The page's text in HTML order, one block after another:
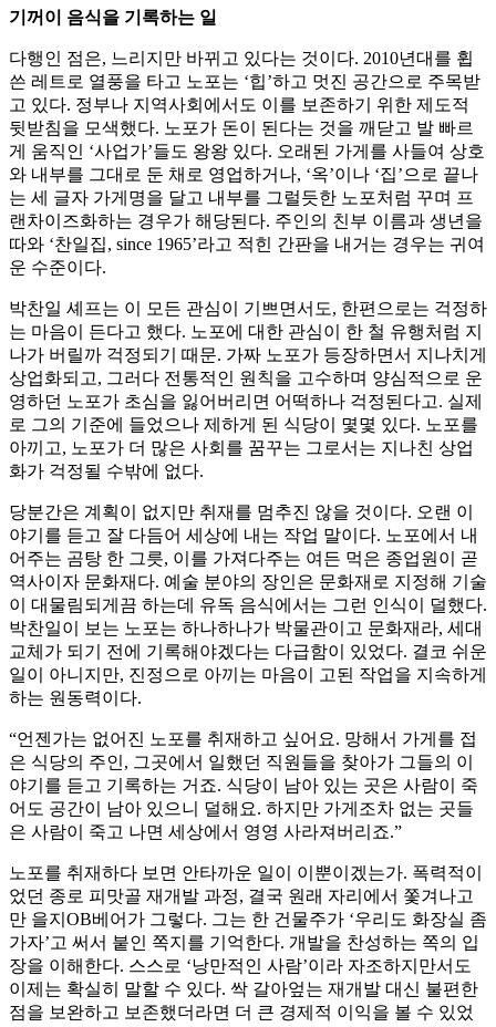
기꺼이 음식을 기록하는 일
다행인 점은, 느리지만 바뀌고 있다는 것이다. 2010년대를 휩
쓴 레트로 열풍을 타고 노포는 ‘힙’하고 멋진 공간으로 주목받
고 있다. 정부나 지역사회에서도 이를 보존하기 위한 제도적
뒷받침을 모색했다. 노포가 돈이 된다는 것을 깨닫고 발 빠르
게 움직인 ‘사업가’들도 왕왕 있다. 오래된 가게를 사들여 상호
와 내부를 그대로 둔 채로 영업하거나, ‘옥’이나 ‘집’으로 끝나
는 세 글자 가게명을 달고 내부를 그럴듯한 노포처럼 꾸며 프
랜차이즈화하는 경우가 해당된다. 주인의 친부 이름과 생년을
따와 ‘찬일집, since 1965’라고 적힌 간판을 내거는 경우는 귀여
운 수준이다.
박찬일 셰프는 이 모든 관심이 기쁘면서도, 한편으로는 걱정하
는 마음이 든다고 했다. 노포에 대한 관심이 한 철 유행처럼 지
나가 버릴까 걱정되기 때문. 가짜 노포가 등장하면서 지나치게
상업화되고, 그러다 전통적인 원칙을 고수하며 양심적으로 운
영하던 노포가 초심을 잃어버리면 어떡하나 걱정된다고. 실제
로 그의 기준에 들었으나 제하게 된 식당이 몇몇 있다. 노포를
아끼고, 노포가 더 많은 사회를 꿈꾸는 그로서는 지나친 상업
화가 걱정될 수밖에 없다.
당분간은 계획이 없지만 취재를 멈추진 않을 것이다. 오랜 이
야기를 듣고 잘 다듬어 세상에 내는 작업 말이다. 노포에서 내
어주는 곰탕 한 그릇, 이를 가져다주는 여든 먹은 종업원이 곧
역사이자 문화재다. 예술 분야의 장인은 문화재로 지정해 기술
이 대물림되게끔 하는데 유독 음식에서는 그런 인식이 덜했다.
박찬일이 보는 노포는 하나하나가 박물관이고 문화재라, 세대
교체가 되기 전에 기록해야겠다는 다급함이 있었다. 결코 쉬운
일이 아니지만, 진정으로 아끼는 마음이 고된 작업을 지속하게
하는 원동력이다.
“언젠가는 없어진 노포를 취재하고 싶어요. 망해서 가게를 접
은 식당의 주인, 그곳에서 일했던 직원들을 찾아가 그들의 이
야기를 듣고 기록하는 거죠. 식당이 남아 있는 곳은 사람이 죽
어도 공간이 남아 있으니 덜해요. 하지만 가게조차 없는 곳들
은 사람이 죽고 나면 세상에서 영영 사라져버리죠.”
노포를 취재하다 보면 안타까운 일이 이뿐이겠는가. 폭력적이
었던 종로 피맛골 재개발 과정, 결국 원래 자리에서 쫓겨나고
만 을지OB베어가 그렇다. 그는 한 건물주가 ‘우리도 화장실 좀
가자’고 써서 붙인 쪽지를 기억한다. 개발을 찬성하는 쪽의 입
장을 이해한다. 스스로 ‘낭만적인 사람’이라 자조하지만서도
이제는 확실히 말할 수 있다. 싹 갈아엎는 재개발 대신 불편한
점을 보완하고 보존했더라면 더 큰 경제적 이익을 볼 수 있었